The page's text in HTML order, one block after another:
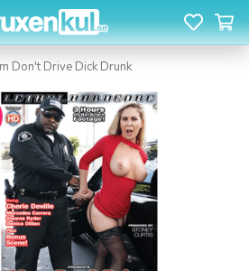
Don't Drive Dick Drunk